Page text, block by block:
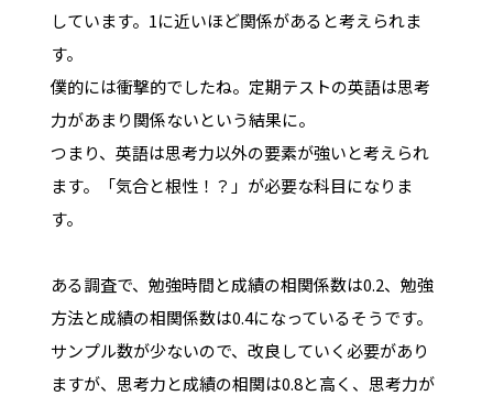
しています。1に近いほど関係があると考えられま
す。
僕的には衝撃的でしたね。定期テストの英語は思考
力があまり関係ないという結果に。
つまり、英語は思考力以外の要素が強いと考えられ
ます。「気合と根性！？」が必要な科目になりま
す。
ある調査で、勉強時間と成績の相関係数は0.2、勉強
方法と成績の相関係数は0.4になっているそうです。
サンプル数が少ないので、改良していく必要があり
ますが、思考力と成績の相関は0.8と高く、思考力が